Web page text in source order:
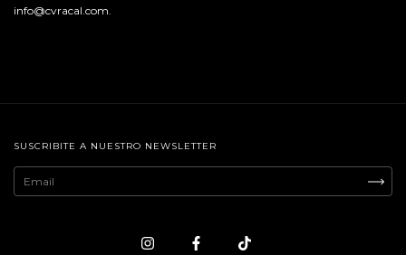
info@cvracal.com.
SUSCRIBITE A NUESTRO NEWSLETTER